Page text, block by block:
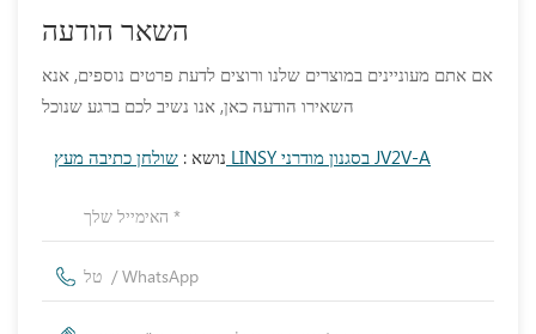
השאר הודעה
אם אתם מעוניינים במוצרים שלנו ורוצים לדעת פרטים נוספים, אנא
השאירו הודעה כאן, אנו נשיב לכם ברגע שנוכל
נושא : שולחן כתיבה מעץ LINSY בסגנון מודרני JV2V-A